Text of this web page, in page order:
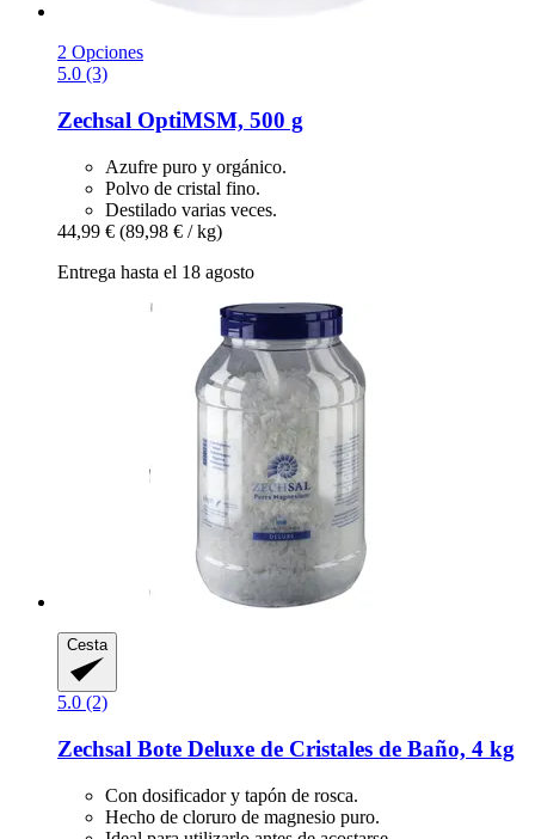
2 Opciones
5.0 (3)
Zechsal OptiMSM, 500 g
Azufre puro y orgánico.
Polvo de cristal fino.
Destilado varias veces.
44,99 € (89,98 € / kg)
Entrega hasta el 18 agosto
Cesta
5.0 (2)
Zechsal Bote Deluxe de Cristales de Baño, 4 kg
Con dosificador y tapón de rosca.
Hecho de cloruro de magnesio puro.